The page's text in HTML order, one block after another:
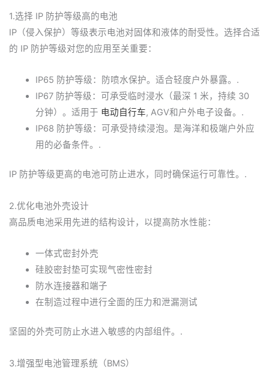
1.选择 IP 防护等级高的电池
IP（侵入保护）等级表示电池对固体和液体的耐受性。选择合适
的 IP 防护等级对您的应用至关重要：
IP65 防护等级：防喷水保护。适合轻度户外暴露。.
IP67 防护等级：可承受临时浸水（最深 1 米，持续 30
分钟）。适用于 电动自行车, AGV和户外电子设备。.
IP68 防护等级：可承受持续浸泡。是海洋和极端户外应
用的必备条件。.
IP 防护等级更高的电池可防止进水，同时确保运行可靠性。.
2.优化电池外壳设计
高品质电池采用先进的结构设计，以提高防水性能：
一体式密封外壳
硅胶密封垫可实现气密性密封
防水连接器和端子
在制造过程中进行全面的压力和泄漏测试
坚固的外壳可防止水进入敏感的内部组件。.
3.增强型电池管理系统（BMS）